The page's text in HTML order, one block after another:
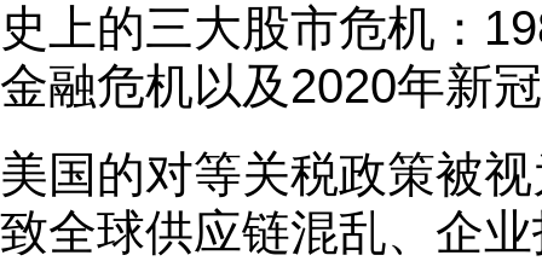
史上的三大股市危机：
金融危机以及2020年新
美国的对等关税政策被
致全球供应链混乱、企